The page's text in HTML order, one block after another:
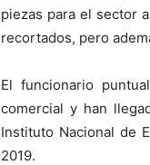
piezas para el sector
recortados, pero
El funcionario
comercial y han
Instituto Nacional de
2019.